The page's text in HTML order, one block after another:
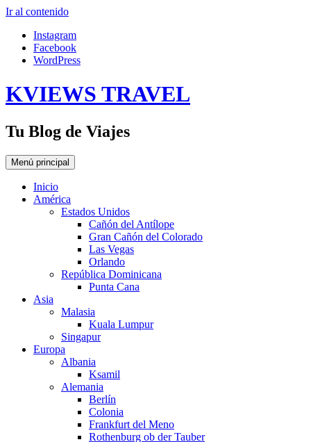
Ir al contenido
Instagram
Facebook
WordPress
KVIEWS TRAVEL
Tu Blog de Viajes
Menú principal
Inicio
América
Estados Unidos
Cañón del Antílope
Gran Cañón del Colorado
Las Vegas
Orlando
República Dominicana
Punta Cana
Asia
Malasia
Kuala Lumpur
Singapur
Europa
Albania
Ksamil
Alemania
Berlín
Colonia
Frankfurt del Meno
Rothenburg ob der Tauber